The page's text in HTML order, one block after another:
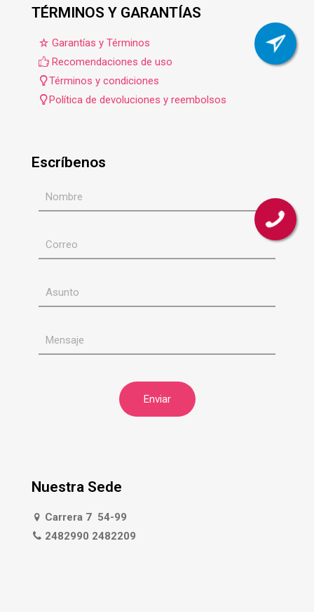
TÉRMINOS Y GARANTÍAS
Garantías y Términos
Recomendaciones de uso
Términos y condiciones
Política de devoluciones y reembolsos
Escríbenos
Nuestra Sede
Carrera 7 54-99
2482990 2482209